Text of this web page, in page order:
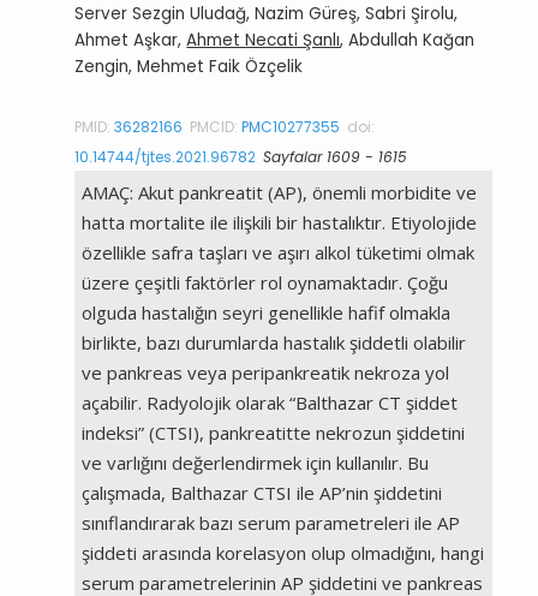
Server Sezgin Uludağ, Nazim Güreş, Sabri Şirolu,
Ahmet Aşkar,Ahmet Necati Şanlı, Abdullah Kağan
Zengin, Mehmet Faik Özçelik
PMID:36282166 PMCID:PMC10277355 doi:
10.14744/tjtes.2021.96782 Sayfalar 1609 - 1615
AMAÇ: Akut pankreatit (AP), önemli morbidite ve
hatta mortalite ile ilişkili bir hastalıktır. Etiyolojide
özellikle safra taşları ve aşırı alkol tüketimi olmak
üzere çeşitli faktörler rol oynamaktadır. Çoğu
olguda hastalığın seyri genellikle hafif olmakla
birlikte, bazı durumlarda hastalık şiddetli olabilir
ve pankreas veya peripankreatik nekroza yol
açabilir. Radyolojik olarak “Balthazar CT şiddet
indeksi” (CTSI), pankreatitte nekrozun şiddetini
ve varlığını değerlendirmek için kullanılır. Bu
çalışmada, Balthazar CTSI ile AP’nin şiddetini
sınıflandırarak bazı serum parametreleri ile AP
şiddeti arasında korelasyon olup olmadığını, hangi
serum parametrelerinin AP şiddetini ve pankreas